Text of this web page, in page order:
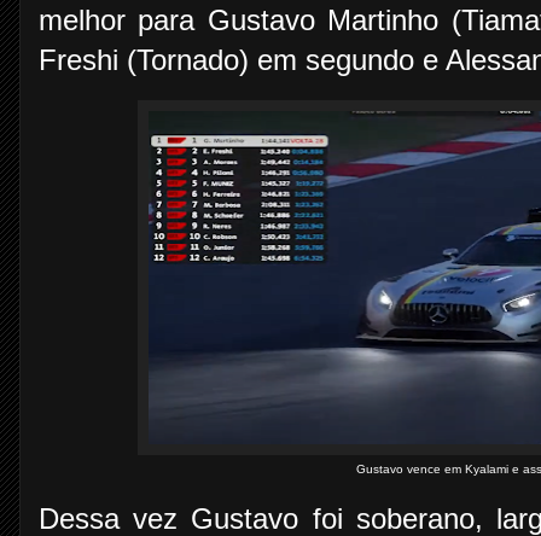
melhor para Gustavo Martinho
Freshi (Tornado) em segundo e
Gustavo vence em Kyalami e
Dessa vez Gustavo foi soberano,